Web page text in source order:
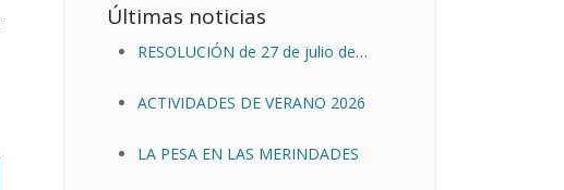
Últimas noticias
RESOLUCIÓN de 27 de julio de
Prevención y Extinción de Incendios
situación de alerta por riesgo
ACTIVIDADES DE VERANO 2026
LA PESA EN LAS MERINDADES